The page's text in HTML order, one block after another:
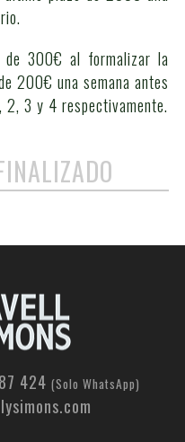
300€ al formalizar la
200€ una semana antes
2, 3 y 4 respectivamente.
424 (Solo WhatsApp)